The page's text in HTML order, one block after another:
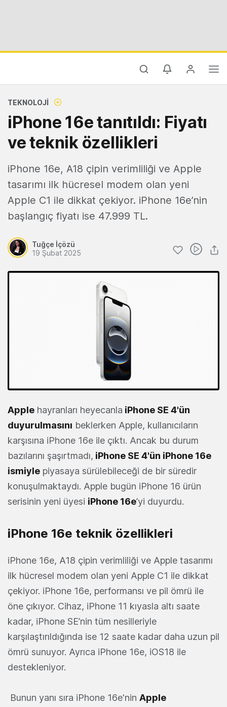
TEKNOLOJI
iPhone 16e tanıtıldı: Fiyatı
ve teknik özellikleri
iPhone 16e, A18 çipin verimliliği ve Apple
tasarımı ilk hücresel modem olan yeni
Apple C1 ile dikkat çekiyor. iPhone 16e’nin
başlangıç fiyatı ise 47.999 TL.
Tuğçe İçözü
19 Şubat 2025
Apple hayranları heyecanla iPhone SE 4'ün
duyurulmasını beklerken Apple, kullanıcıların
karşısına iPhone 16e ile çıktı. Ancak bu durum
bazılarını şaşırtmadı, iPhone SE 4'ün iPhone 16e
ismiyle piyasaya sürülebileceği de bir süredir
konuşulmaktaydı. Apple bugün iPhone 16 ürün
serisinin yeni üyesi iPhone 16e’yi duyurdu.
iPhone 16e teknik özellikleri
iPhone 16e, A18 çipin verimliliği ve Apple tasarımı
ilk hücresel modem olan yeni Apple C1 ile dikkat
çekiyor. iPhone 16e, performansı ve pil ömrü ile
öne çıkıyor. Cihaz, iPhone 11 kıyasla altı saate
kadar, iPhone SE’nin tüm nesilleriyle
karşılaştırıldığında ise 12 saate kadar daha uzun pil
ömrü sunuyor. Ayrıca iPhone 16e, iOS18 ile
destekleniyor.
Bunun yanı sıra iPhone 16e'nin Apple